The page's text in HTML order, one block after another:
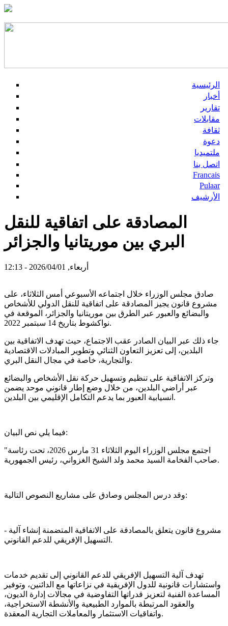
الرئيسية
أخبار
تقارير
مقابلات
ثقافة
دعوة
ملتميديا
اتصل بنا
Francais
Pulaar
الأرشيف
المصادقة على اتفاقية للنقل
البري بين موريتانيا والجزائر
أربعاء, 2026/04/01 - 12:13
صادق مجلس الوزراء خلال اجتماعه الأسبوعي أمس الثلاثاء، على
مشروع قانون يجيز المصادقة على اتفاقية للنقل الدولي للأشخاص
والبضائع والعبور عبر الطرق بين موريتانيا والجزائر، الموقعة في
نواكشوط بتاريخ 14 سبتمبر 2022.
جاء ذلك عبر البيان الصادر عقب الاجتماع، حيث تهدف الاتفاقية بين
البلدين، إلى تعزيز التعاون الثنائي وتطوير المبادلات الاقتصادية
والتجارية، خاصة في مجال النقل البري.
وتركز الاتفاقية على تنظيم وتسهيل حركة نقل الأشخاص والبضائع
عبر أراضي البلدين، من خلال وضع إطار قانوني موحد يضمن
انسيابية العبور بما يدعم التكامل الإقليمي بين البلدين.
فيما يلي نص البيان:
"اجتمع مجلس الوزراء اليوم الثلاثاء 31 مارس 2026، تحت رئاسة
صاحب الفخامة السيد محمد ولد الشيخ الغزواني، رئيس الجمهورية.
وقد درس المجلس وصادق على مشاريع النصوص التالية:
- مشروع قانون يتعلق بالمصادقة على الاتفاقية المتضمنة إنشاء آلية
التسهيل الإفريقي للدعم القانوني.
تهدف آلية التسهيل الإفريقي للدعم القانوني إلى تقديم خدمات
واستشارات قانونية للدول الإفريقية في نزاعاتها مع الدائنين، وتوفير
المساعدة الفنية لتعزيز قدراتها التفاوضية في مجالات إدارة الديون،
والعقود المرتبطة بالموارد الطبيعية والأنشطة الاستخراجية،
واتفاقيات الاستثمار والمعاملات التجارية المعقدة.